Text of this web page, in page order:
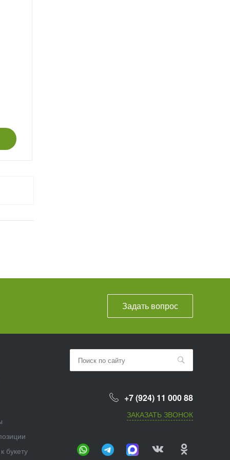
Задать вопрос
букету
+7 (924) 11 000 88
ЗАКАЗАТЬ ЗВОНОК